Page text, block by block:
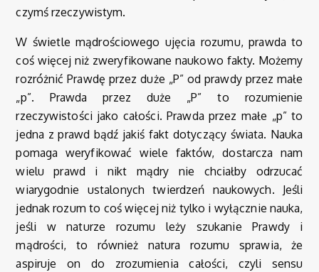
czymś rzeczywistym.
W świetle mądrościowego ujęcia rozumu, prawda to
coś więcej niż zweryfikowane naukowo fakty. Możemy
rozróżnić Prawdę przez duże „P” od prawdy przez małe
„p”. Prawda przez duże „P” to rozumienie
rzeczywistości jako całości. Prawda przez małe „p” to
jedna z prawd bądź jakiś fakt dotyczący świata. Nauka
pomaga weryfikować wiele faktów, dostarcza nam
wielu prawd i nikt mądry nie chciałby odrzucać
wiarygodnie ustalonych twierdzeń naukowych. Jeśli
jednak rozum to coś więcej niż tylko i wyłącznie nauka,
jeśli w naturze rozumu leży szukanie Prawdy i
mądrości, to również natura rozumu sprawia, że
aspiruje on do zrozumienia całości, czyli sensu